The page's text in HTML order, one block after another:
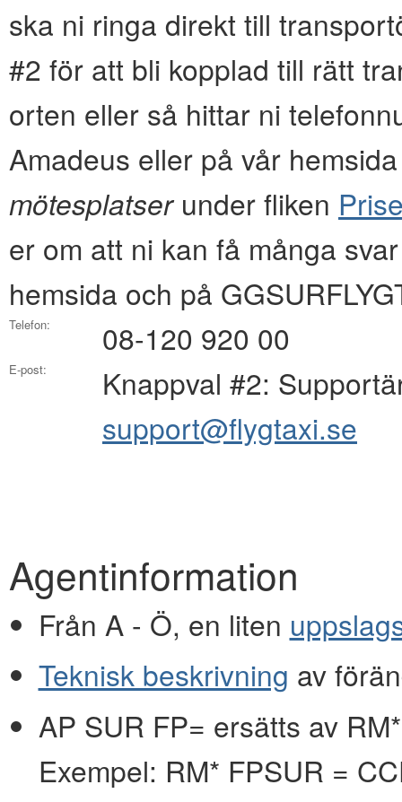
ska ni ringa direkt till
#2 för att bli kopplad till rätt
orten eller så hittar ni
Amadeus eller på vår
mötesplatserunder fliken
er om att ni kan få många
hemsida och på
Telefon:
08-120 920 00
Knappval #2:
E-post:
support@flygtaxi.se
Agentinformation
Från A - Ö, en liten
Teknisk beskrivning av
AP SUR FP= ersätts av
Exempel: RM* FPSUR =